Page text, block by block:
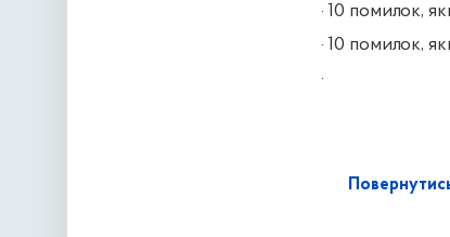
· 10 помилок,
· 10 помилок,
·